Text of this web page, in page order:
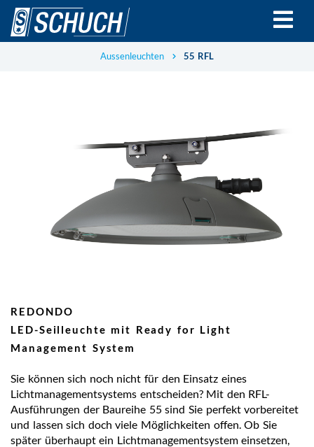
Direkt
zum
Inhalt
Aussenleuchten 55 RFL
REDONDO
LED-Seilleuchte mit Ready for Light
Management System
Sie können sich noch nicht für den Einsatz eines
Lichtmanagementsystems entscheiden? Mit den RFL-
Ausführungen der Baureihe 55 sind Sie perfekt vorbereitet
und lassen sich doch viele Möglichkeiten offen. Ob Sie
später überhaupt ein Lichtmanagementsystem einsetzen,